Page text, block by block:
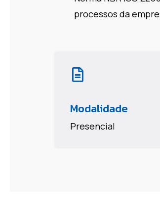
processos da
Modalidade
Presencial